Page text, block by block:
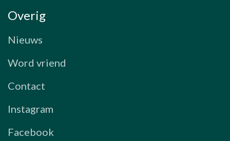
Overig
Nieuws
Word vriend
Contact
Instagram
Facebook